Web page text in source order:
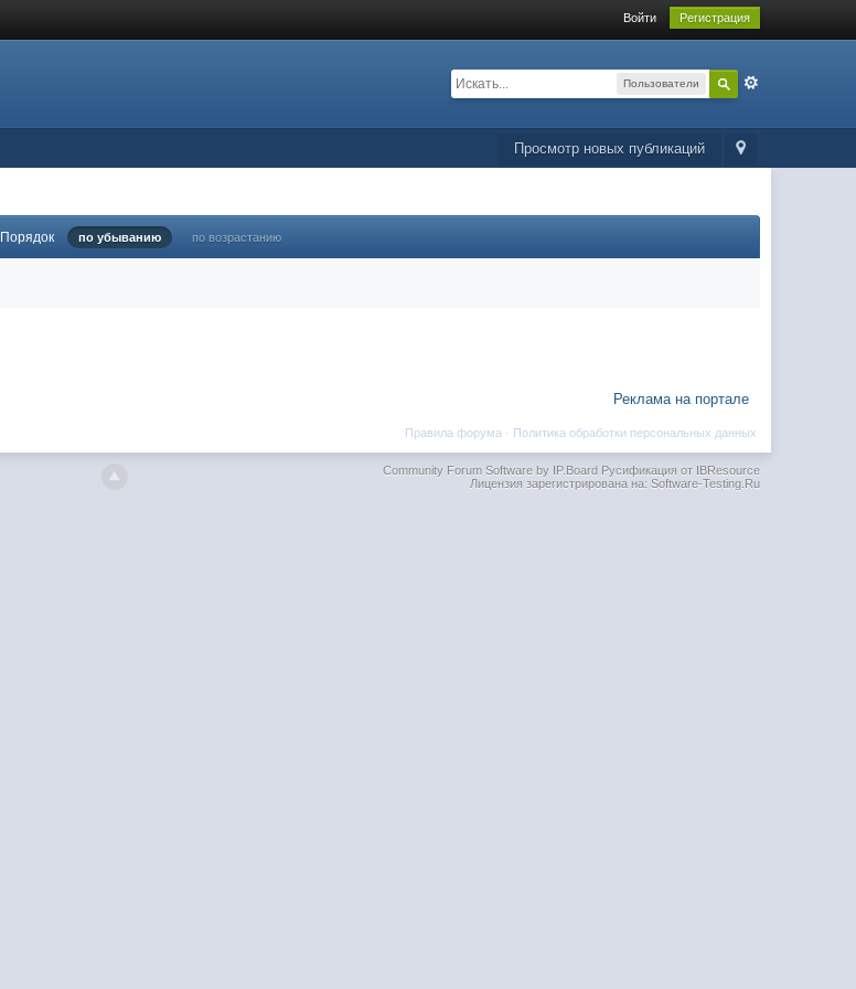
Войти Регистрация
Пользователи
Просмотр новых публикаций
Порядок по убыванию по возрастанию
Реклама на портале
Политика обработки персональных данных
Правила форума ·
Community Forum Software by IP.BoardРусификация от IBResource
Лицензия зарегистрирована на: Software-Testing.Ru